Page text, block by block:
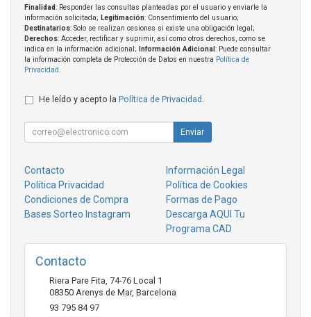
Finalidad: Responder las consultas planteadas por el usuario y enviarle la
información solicitada; Legitimación: Consentimiento del usuario;
Destinatarios: Solo se realizan cesiones si existe una obligación legal;
Derechos: Acceder, rectificar y suprimir, así como otros derechos, como se
indica en la información adicional;
Información Adicional : Puede consultar
la información completa de Protección de Datos en nuestra Política de
Privacidad
He leído y acepto la Política de Privacidad
Enviar
Contacto
Información Legal
Política Privacidad
Política de Cookies
Condiciones de Compra
Formas de Pago
Bases Sorteo Instagram
Descarga AQUI Tu
Programa CAD
Contacto
Riera Pare Fita, 74-76 Local 1
08350 Arenys de Mar, Barcelona
93 795 84 97